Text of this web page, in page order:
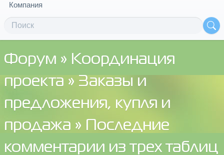
Компания
Форум » Координация
проекта » Заказы и
предложения, купля и
продажа » Последние
комментарии из трех таблиц